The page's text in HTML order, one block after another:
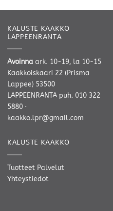
KALUSTE KAAKKO
LAPPEENRANTA
Avoinna ark. 10-19, la 10-15
Kaakkoiskaari 22 (Prisma
Lappee) 53500
LAPPEENRANTA puh. 010 322
5880 ·
kaakko.lpr@gmail.com
KALUSTE KAAKKO
Tuotteet Palvelut
Yhteystiedot